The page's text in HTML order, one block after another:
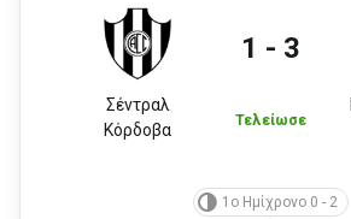
Σέντραλ
Κόρδοβα
1 - 3
Τελείωσε
1ο Ημίχρονο 0 - 2